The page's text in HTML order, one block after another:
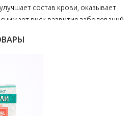
состав крови, оказывает
риск развития заболеваний
качество крови, придают
питание сердечной мышцы,